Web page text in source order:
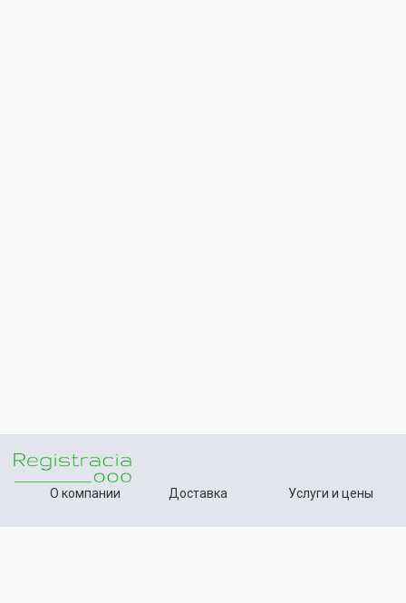
О компании Доставка Услуги и цены